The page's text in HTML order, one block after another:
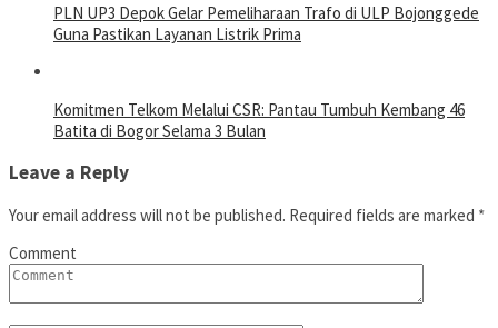
PLN UP3 Depok Gelar Pemeliharaan Trafo di ULP Bojonggede
Guna Pastikan Layanan Listrik Prima
Komitmen Telkom Melalui CSR: Pantau Tumbuh Kembang 46
Batita di Bogor Selama 3 Bulan
Leave a Reply
Your email address will not be published. Required fields are marked *
Comment